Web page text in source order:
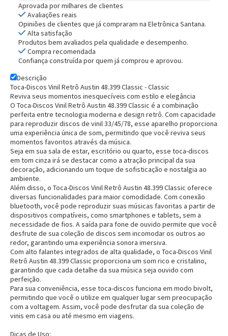
Aprovada por milhares de clientes
Avaliações reais
Opiniões de clientes que já compraram na Eletrônica Santana.
Alta satisfação
Produtos bem avaliados pela qualidade e desempenho.
Compra recomendada
Confiança construída por quem já comprou e aprovou.
Descrição
Toca-Discos Vinil Retrô Austin 48.399 Classic - Classic
Reviva seus momentos inesquecíveis com estilo e elegância
O Toca-Discos Vinil Retrô Austin 48.399 Classic é a combinação
perfeita entre tecnologia moderna e design retrô. Com capacidade
para reproduzir discos de vinil 33/45/78, esse aparelho proporciona
uma experiência única de som, permitindo que você reviva seus
momentos favoritos através da música.
Seja em sua sala de estar, escritório ou quarto, esse toca-discos
em tom cinza irá se destacar como a atração principal da sua
decoração, adicionando um toque de sofisticação e nostalgia ao
ambiente.
Além disso, o Toca-Discos Vinil Retrô Austin 48.399 Classic oferece
diversas funcionalidades para maior comodidade. Com conexão
bluetooth, você pode reproduzir suas músicas favoritas a partir de
dispositivos compatíveis, como smartphones e tablets, sem a
necessidade de fios. A saída para fone de ouvido permite que você
desfrute de sua coleção de discos sem incomodar os outros ao
redor, garantindo uma experiência sonora imersiva.
Com alto falantes integrados de alta qualidade, o Toca-Discos Vinil
Retrô Austin 48.399 Classic proporciona um som rico e cristalino,
garantindo que cada detalhe da sua música seja ouvido com
perfeição.
Para sua conveniência, esse toca-discos funciona em modo bivolt,
permitindo que você o utilize em qualquer lugar sem preocupação
com a voltagem. Assim, você pode desfrutar da sua coleção de
vinis em casa ou até mesmo em viagens.
Dicas de Uso: